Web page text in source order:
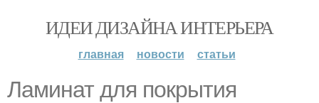
ИДЕИ ДИЗАЙНА ИНТЕРЬЕРА
главная новости статьи
Ламинат для покрытия